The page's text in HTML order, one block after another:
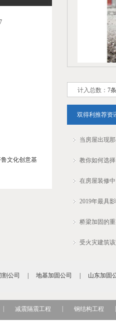
文化创意基
计入总数： 7条
双得利推荐资
当房屋出现
教你如何选
在房屋装修
2019年最具
桥梁加固的
受火灾建筑
公司 地基加固公司 山东加固
减震隔震工程 钢结构工程